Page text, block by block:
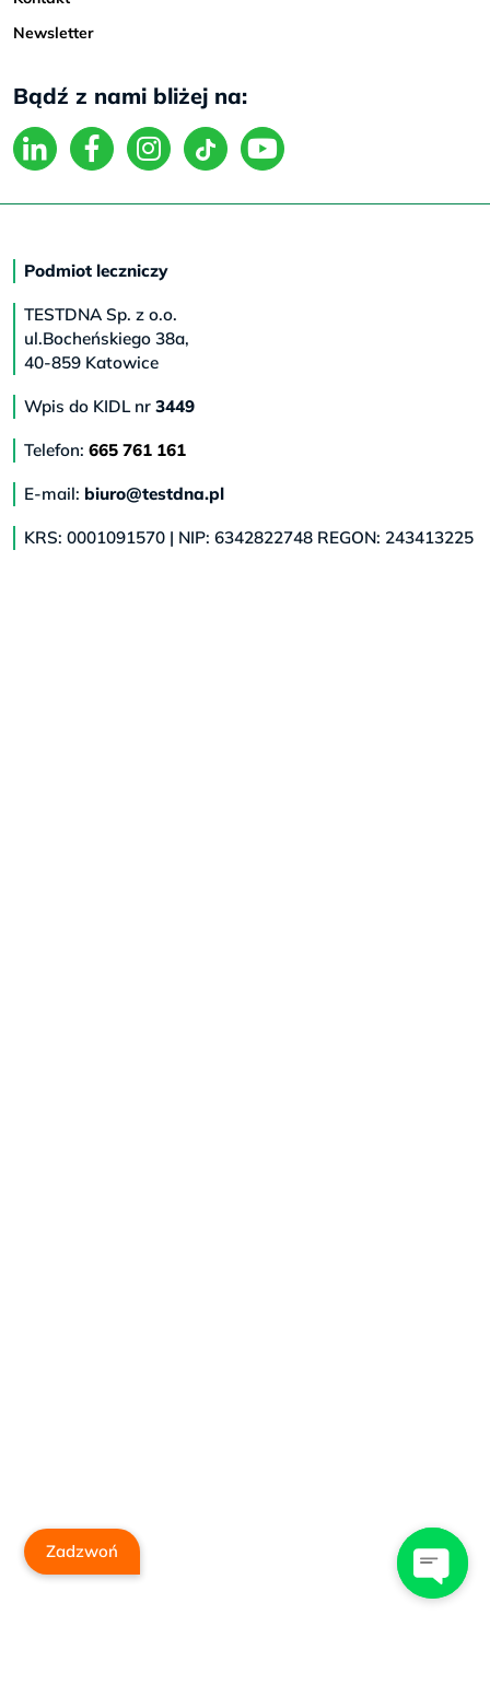
Newsletter
Bądź z nami bliżej na:
Podmiot leczniczy
TESTDNA Sp. z o.o.
ul.Bocheńskiego 38a,
40-859 Katowice
Wpis do KIDL nr 3449
Telefon: 665 761 161
E-mail: biuro@testdna.pl
KRS: 0001091570 | NIP: 6342822748 REGON: 243413225
Zadzwoń